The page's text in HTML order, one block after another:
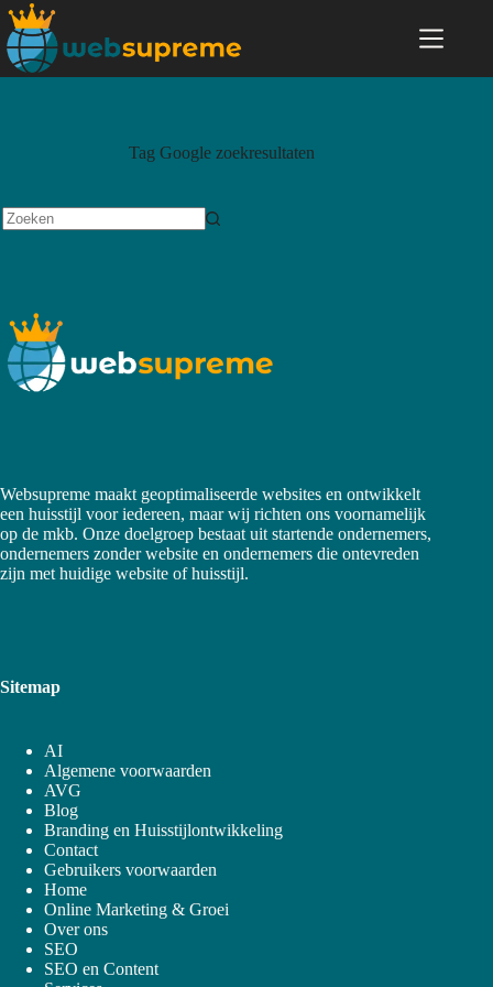
Tag Google zoekresultaten
Websupreme maakt geoptimaliseerde websites en ontwikkelt
een huisstijl voor iedereen, maar wij richten ons voornamelijk
op de mkb. Onze doelgroep bestaat uit startende ondernemers,
ondernemers zonder website en ondernemers die ontevreden
zijn met huidige website of huisstijl.
Sitemap
AI
Algemene voorwaarden
AVG
Blog
Branding en Huisstijlontwikkeling
Contact
Gebruikers voorwaarden
Home
Online Marketing & Groei
Over ons
SEO
SEO en Content